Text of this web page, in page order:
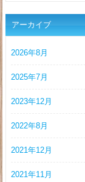
アーカイブ
2026年8月
2025年7月
2023年12月
2022年8月
2021年12月
2021年11月